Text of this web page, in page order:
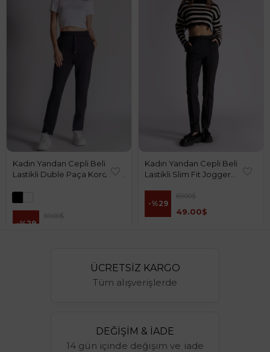
Kadın Yandan Cepli Beli
Lastikli Duble Paça Kordonlu
Siyah
%29
69.00$
Kadın Yandan Cepli Beli
Lastikli Slim Fit Jogger
%29
49.00$
69.00$
ÜCRETSİZ KARGO
Tüm alışverişlerde
DEĞİŞİM & İADE
14 gün içinde değişim ve iade